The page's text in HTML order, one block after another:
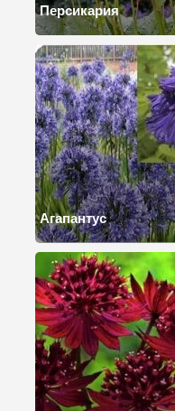
Персикария
Агапантус